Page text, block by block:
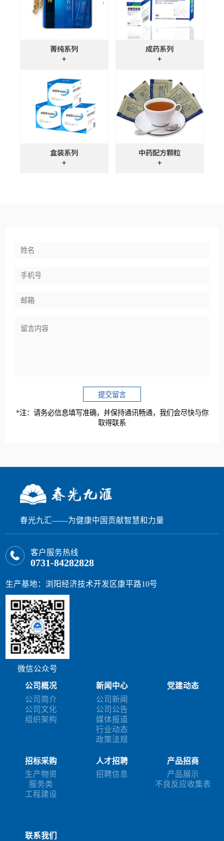
菁纯系列
+
成药系列
+
盒装系列
+
中药配方颗粒
+
提交留言
*注：请务必信息填写准确，并保持通讯畅通，我们会尽快与你
取得联系
春光九汇——为健康中国贡献智慧和力量
客户服务热线
0731-84282828
生产基地：浏阳经济技术开发区康平路10号
微信公众号
公司概况
公司简介
公司文化
组织架构
新闻中心
公司新闻
公司公告
媒体报道
行业动态
政策法规
党建动态
招标采购
生产物资
服务类
工程建设
人才招聘
招聘信息
产品招商
产品展示
不良反应收集表
联系我们